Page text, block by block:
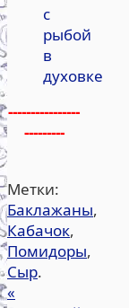
с
рыбой
в
духовке
----------------
---------
Метки:
Баклажаны,
Кабачок,
Помидоры,
Сыр.
«